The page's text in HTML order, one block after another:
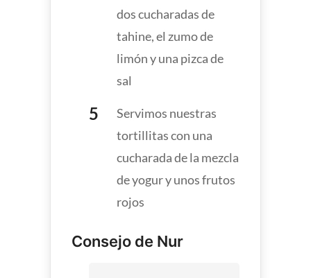
dos cucharadas de
tahine, el zumo de
limón y una pizca de
sal
Servimos nuestras
tortillitas con una
cucharada de la mezcla
de yogur y unos frutos
rojos
Consejo de Nur